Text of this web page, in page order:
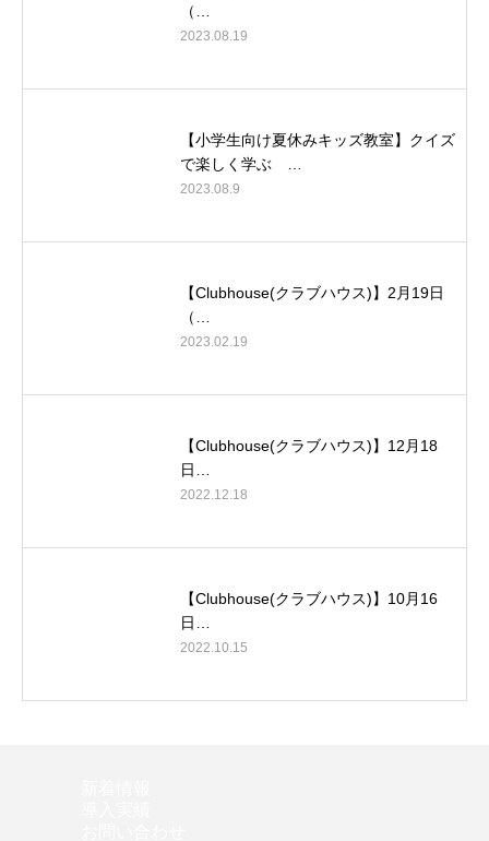
（…
2023.08.19
【小学生向け夏休みキッズ教室】クイズ
で楽しく学ぶ …
2023.08.9
【Clubhouse(クラブハウス)】2月19日
（…
2023.02.19
【Clubhouse(クラブハウス)】12月18
日…
2022.12.18
【Clubhouse(クラブハウス)】10月16
日…
2022.10.15